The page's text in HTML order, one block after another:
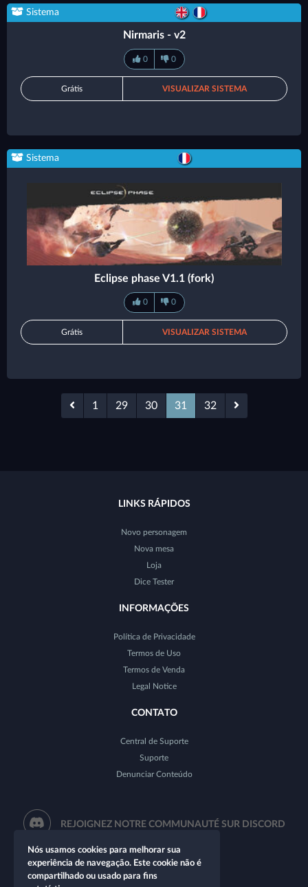
Sistema
Nirmaris - v2
0 0
Grátis VISUALIZAR SISTEMA
Sistema
Eclipse phase V1.1 (fork)
0 0
Grátis VISUALIZAR SISTEMA
1 29 30 31 32
LINKS RÁPIDOS
Novo personagem
Nova mesa
Loja
Dice Tester
INFORMAÇÕES
Política de Privacidade
Termos de Uso
Termos de Venda
Legal Notice
CONTATO
Central de Suporte
Suporte
Denunciar Conteúdo
REJOIGNEZ NOTRE COMMUNAUTÉ SUR DISCORD
Nós usamos cookies para melhorar sua
experiência de navegação. Este cookie não é
compartilhado ou usado para fins